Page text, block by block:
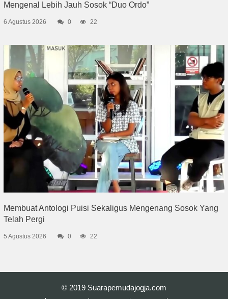
Mengenal Lebih Jauh Sosok “Duo Ordo”
6 Agustus 2026 0 22
Membuat Antologi Puisi Sekaligus Mengenang Sosok Yang
Telah Pergi
5 Agustus 2026 0 22
© 2019 Suarapemudajogja.com